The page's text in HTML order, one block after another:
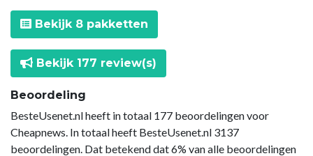
Bekijk 8 pakketten
Bekijk 177 review(s)
Beoordeling
BesteUsenet.nl heeft in totaal 177 beoordelingen voor
Cheapnews. In totaal heeft BesteUsenet.nl 3137
beoordelingen. Dat betekend dat 6% van alle beoordelingen